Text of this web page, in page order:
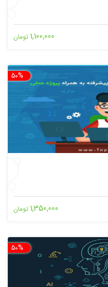
1,100,000تومان
50%
1,350,000تومان
50%